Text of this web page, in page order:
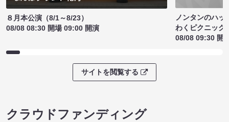
８月本公演（8/1～8/23）
08/08 08:30 開場 09:00 開演
ノンタンのハッ
わくピクニック
08/08 09:30 開
サイトを閲覧する
クラウドファンディング